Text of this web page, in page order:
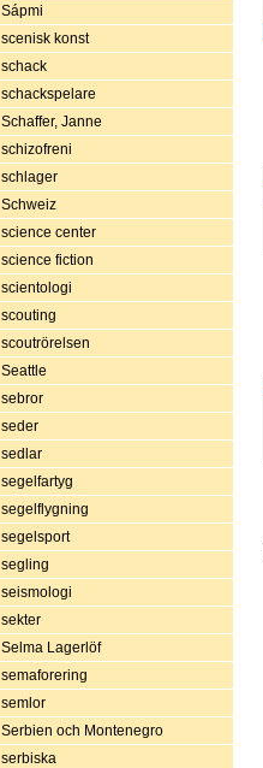
Sápmi
scenisk konst
schack
schackspelare
Schaffer, Janne
schizofreni
schlager
Schweiz
science center
science fiction
scientologi
scouting
scoutrörelsen
Seattle
sebror
seder
sedlar
segelfartyg
segelflygning
segelsport
segling
seismologi
sekter
Selma Lagerlöf
semaforering
semlor
Serbien och Montenegro
serbiska